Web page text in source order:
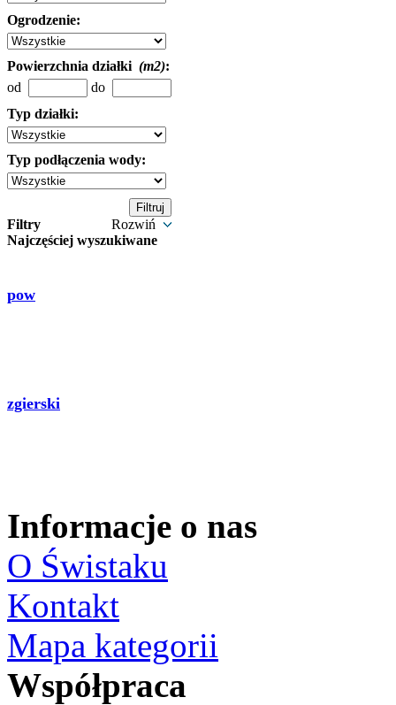
Ogrodzenie:
Powierzchnia działki (m2):
od
do
Typ działki:
Typ podłączenia wody:
Filtry
Rozwiń
Najczęściej wyszukiwane
pow
zgierski
Informacje o nas
O Świstaku
Kontakt
Mapa kategorii
Współpraca